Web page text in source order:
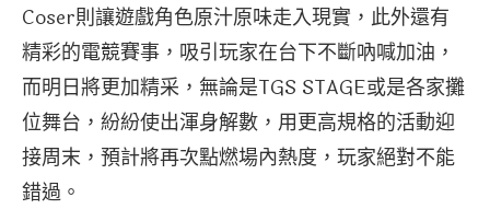
Coser則讓遊戲角色原汁原味走入現實，此外還有
精彩的電競賽事，吸引玩家在台下不斷吶喊加油，
而明日將更加精采，無論是TGS STAGE或是各家攤
位舞台，紛紛使出渾身解數，用更高規格的活動迎
接周末，預計將再次點燃場內熱度，玩家絕對不能
錯過。